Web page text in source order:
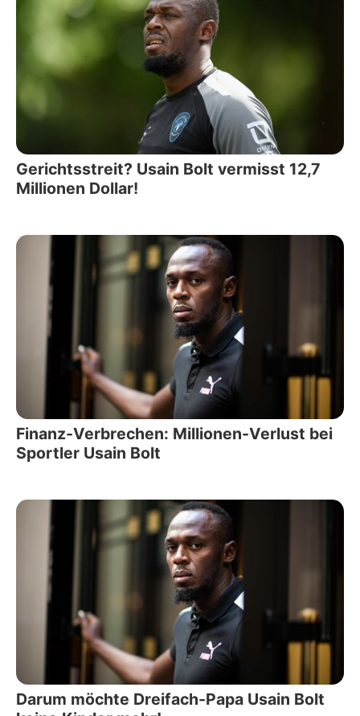
Gerichtsstreit? Usain Bolt vermisst 12,7
Millionen Dollar!
Finanz-Verbrechen: Millionen-Verlust bei
Sportler Usain Bolt
Darum möchte Dreifach-Papa Usain Bolt